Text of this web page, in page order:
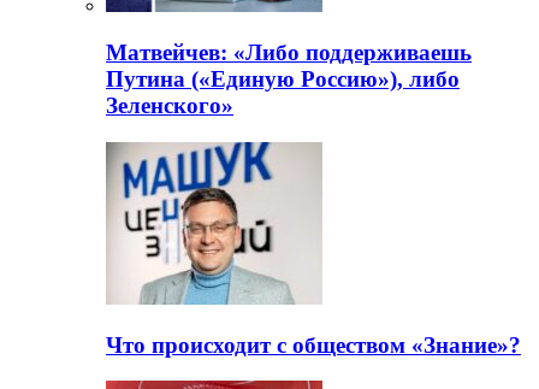
Матвейчев: «Либо поддерживаешь
Путина («Единую Россию»), либо
Зеленского»
Что происходит с обществом «Знание»?